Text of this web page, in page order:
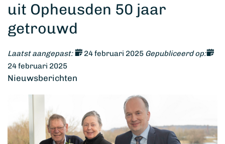
uit Opheusden 50 jaar
getrouwd
Laatst aangepast: 24 februari 2025 Gepubliceerd op:
24 februari 2025
Nieuwsberichten